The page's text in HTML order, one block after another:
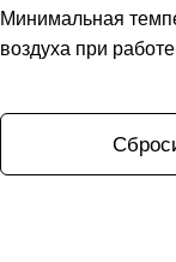
Минимальная
воздуха при